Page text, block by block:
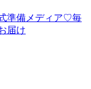
準備メディア♡毎
届け